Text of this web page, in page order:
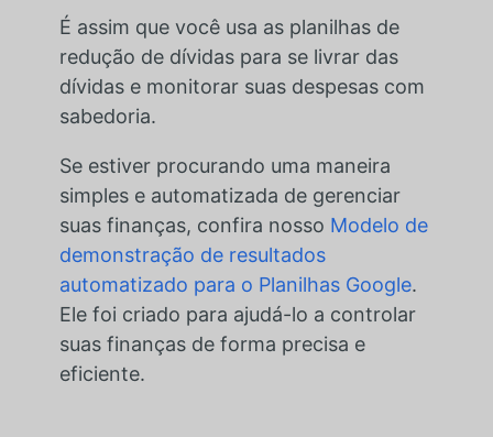
É assim que você usa as planilhas de
redução de dívidas para se livrar das
dívidas e monitorar suas despesas com
sabedoria.
Se estiver procurando uma maneira
simples e automatizada de gerenciar
suas finanças, confira nosso Modelo de
demonstração de resultados
automatizado para o Planilhas Google.
Ele foi criado para ajudá-lo a controlar
suas finanças de forma precisa e
eficiente.